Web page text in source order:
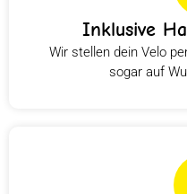
Inklusive
Wir stellen dein Velo
sogar auf